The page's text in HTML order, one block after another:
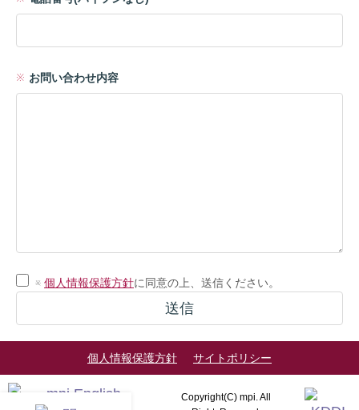
お問い合わせ内容
※ 個人情報保護方針に同意の上、送信ください。
個人情報保護方針 サイトポリシー
Copyright(C) mpi. All